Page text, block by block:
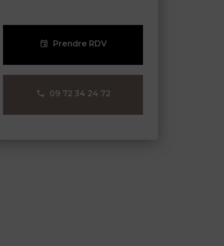
Prendre RDV
09 72 34 24 72